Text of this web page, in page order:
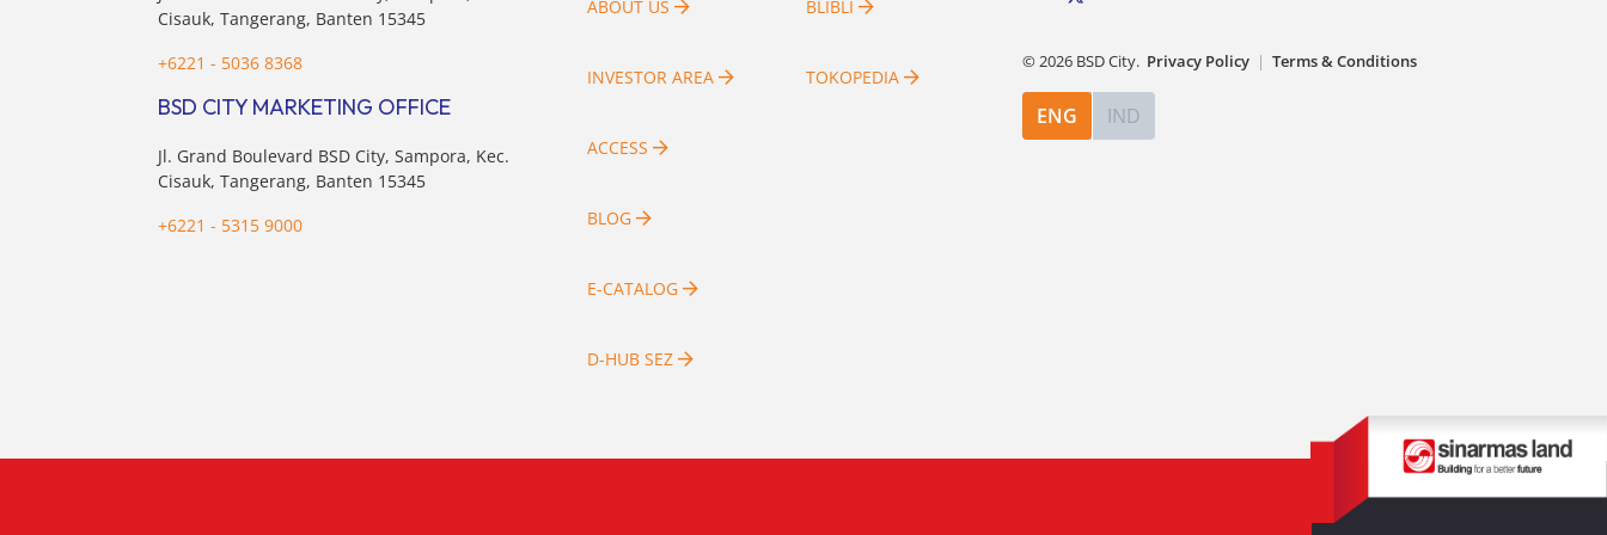
Cisauk, Tangerang, Banten 15345
+6221 - 5036 8368
BSD CITY MARKETING OFFICE
Jl. Grand Boulevard BSD City, Sampora, Kec.
Cisauk, Tangerang, Banten 15345
+6221 - 5315 9000
ABOUT US
INVESTOR AREA
ACCESS
BLOG
E-CATALOG
D-HUB SEZ
BLIBLI
TOKOPEDIA
©2026 BSD City. Privacy Policy | Terms & Conditions
ENG IND